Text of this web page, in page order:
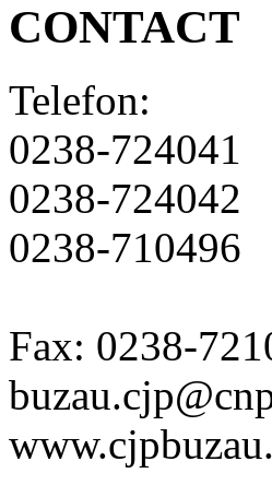
CONTACT
Telefon:
0238-724041
0238-724042
0238-710496
Fax: 0238-